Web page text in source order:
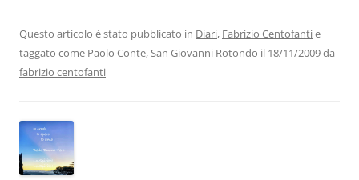
b
o
k
dI
n
A
p
a
m
vi
di
Questo articolo è stato pubblicato in Diari, Fabrizio Centofantie
taggato come Paolo Conte,San Giovanni Rotondo il 18/11/2009da
fabrizio centofanti